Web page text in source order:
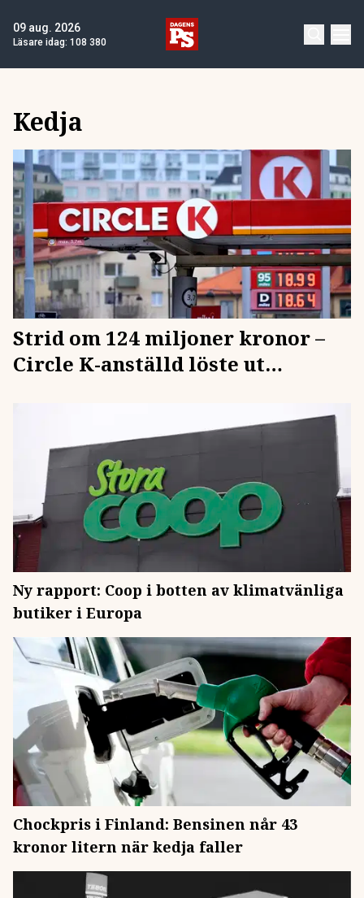
09 aug. 2026
Läsare idag: 108 380
Kedja
Strid om 124 miljoner kronor –
Circle K-anställd löste ut
Ny rapport: Coop i botten av klimatvänliga
butiker i Europa
Chockpris i Finland: Bensinen når 43
kronor litern när kedja faller